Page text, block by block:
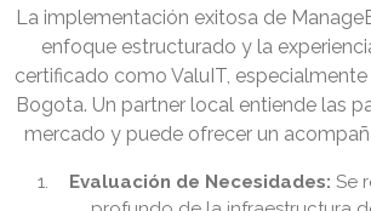
La implementación exitosa de
enfoque estructurado y la
certificado como ValuIT,
Bogota. Un partner local entiende las
mercado y puede ofrecer un
Evaluación de Necesidades: Se